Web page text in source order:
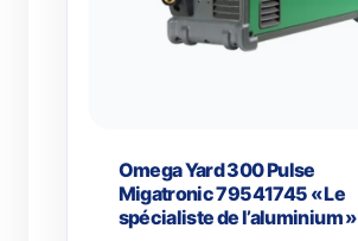
Omega Yard 300 Pulse
Migatronic 79541745 « Le
spécialiste de l’aluminium »